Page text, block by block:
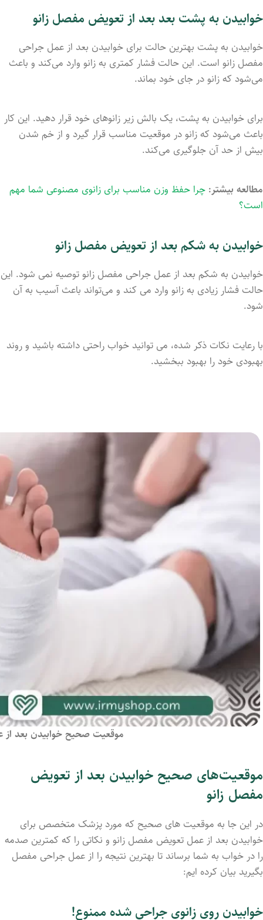
خوابیدن به پشت بعد بعد از تعویض مفصل زانو
خوابیدن به پشت بهترین حالت برای خوابیدن بعد از عمل جراحی
مفصل زانو است. این حالت فشار کمتری به زانو وارد می‌کند و باعث
می‌شود که زانو در جای خود بماند.
برای خوابیدن به پشت، یک بالش زیر زانوهای خود قرار دهید. این کار
باعث می‌شود که زانو در موقعیت مناسب قرار گیرد و از خم شدن
بیش از حد آن جلوگیری می‌کند.
مطالعه بیشتر: چرا حفظ وزن مناسب برای زانوی مصنوعی شما مهم
است؟
خوابیدن به شکم بعد از تعویض مفصل زانو
خوابیدن به شکم بعد از عمل جراحی مفصل زانو توصیه نمی ‌شود. این
حالت فشار زیادی به زانو وارد می ‌کند و می‌تواند باعث آسیب به آن
شود.
با رعایت نکات ذکر شده، می‌ توانید خواب راحتی داشته باشید و روند
بهبودی خود را بهبود ببخشید.
موقعیت صحیح خوابیدن بعد
موقعیت‌های صحیح خوابیدن بعد از تعویض
مفصل زانو
در این جا به موقعیت های صحیح که مورد پزشک متخصص برای
خوابیدن بعد از عمل تعویض مفصل زانو و نکاتی را که کمترین صدمه
را در خواب به شما برساند تا بهترین نتیجه را از عمل جراحی مفصل
بگیرید بیان کرده ایم:
خوابیدن روی زانوی جراحی شده ممنوع!